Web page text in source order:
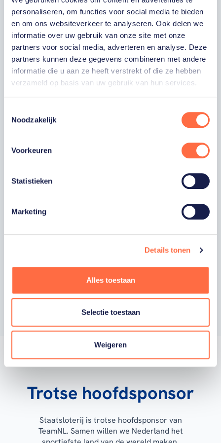
personaliseren, om functies voor social media te bieden
en om ons websiteverkeer te analyseren. Ook delen we
informatie over uw gebruik van onze site met onze
partners voor social media, adverteren en analyse. Deze
partners kunnen deze gegevens combineren met andere
informatie die u aan ze heeft verstrekt of die ze hebben
verzameld op basis van uw gebruik van hun services.
Noodzakelijk
Voorkeuren
Statistieken
Marketing
Details tonen
Alles toestaan
Selectie toestaan
Weigeren
voor onze nieuwsbrief.
VOORNAAM
ACHTERNAAM
graag gepersonaliseerd nieuws over
TeamNL, het TeamNL Huis, interviews, acties,
video’s en merchandise. Je kunt je op elk
Privacyverklaring
Inschrijven
Trotse hoofdsponsor
Staatsloterij is trotse hoofdsponsor van
TeamNL. Samen willen we Nederland het